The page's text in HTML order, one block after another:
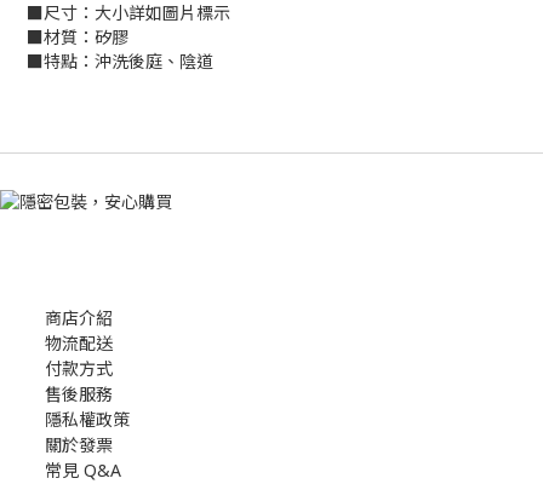
■尺寸：大小詳如圖片標示
■材質：矽膠
■特點：沖洗後庭、陰道
商店介紹
物流配送
付款方式
售後服務
隱私權政策
關於發票
常見 Q&A